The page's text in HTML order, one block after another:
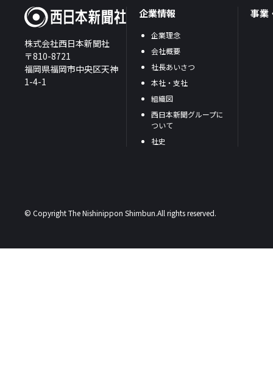
株式会社西日本新聞社
〒810-8721
福岡県福岡市中央区天神
1-4-1
企業情報
企業理念
会社概要
社長あいさつ
本社・支社
組織図
西日本新聞グループに
ついて
社史
事業
© Copyright The Nishinippon Shimbun.All rights reserved.